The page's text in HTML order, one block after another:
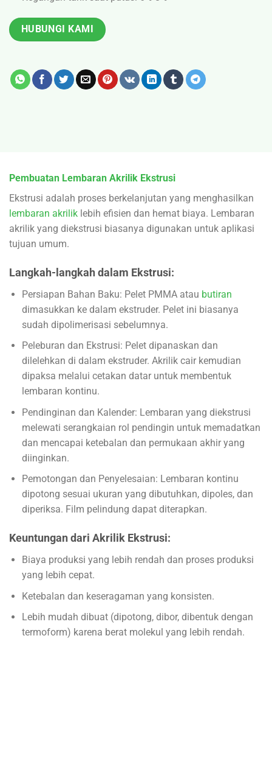
HUBUNGI KAMI
Pembuatan Lembaran Akrilik Ekstrusi
Ekstrusi adalah proses berkelanjutan yang menghasilkan
lembaran akrilik lebih efisien dan hemat biaya. Lembaran
akrilik yang diekstrusi biasanya digunakan untuk aplikasi
tujuan umum.
Langkah-langkah dalam Ekstrusi:
Persiapan Bahan Baku: Pelet PMMA atau butiran
dimasukkan ke dalam ekstruder. Pelet ini biasanya
sudah dipolimerisasi sebelumnya.
Peleburan dan Ekstrusi: Pelet dipanaskan dan
dilelehkan di dalam ekstruder. Akrilik cair kemudian
dipaksa melalui cetakan datar untuk membentuk
lembaran kontinu.
Pendinginan dan Kalender: Lembaran yang diekstrusi
melewati serangkaian rol pendingin untuk memadatkan
dan mencapai ketebalan dan permukaan akhir yang
diinginkan.
Pemotongan dan Penyelesaian: Lembaran kontinu
dipotong sesuai ukuran yang dibutuhkan, dipoles, dan
diperiksa. Film pelindung dapat diterapkan.
Keuntungan dari Akrilik Ekstrusi:
Biaya produksi yang lebih rendah dan proses produksi
yang lebih cepat.
Ketebalan dan keseragaman yang konsisten.
Lebih mudah dibuat (dipotong, dibor, dibentuk dengan
termoform) karena berat molekul yang lebih rendah.